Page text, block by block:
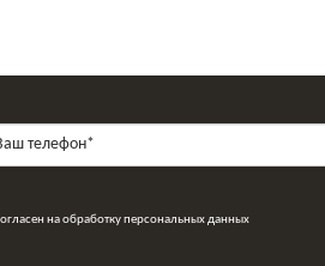
на обработку персональных данных